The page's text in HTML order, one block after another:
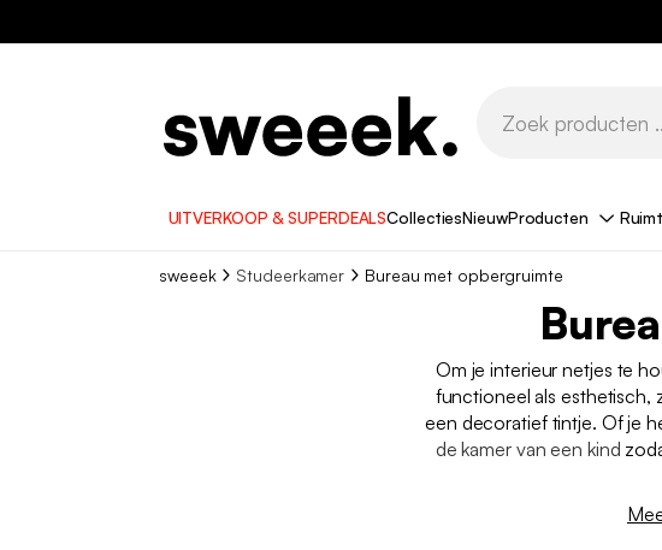
UITVERKOOP & SUPERDEALSCollectiesNieuwProducten
sweeek Studeerkamer Bureau met opbergruimte
Om je interieur netjes te
functioneel als esthetisch,
een decoratief tintje. Of je
de kamer van een kind